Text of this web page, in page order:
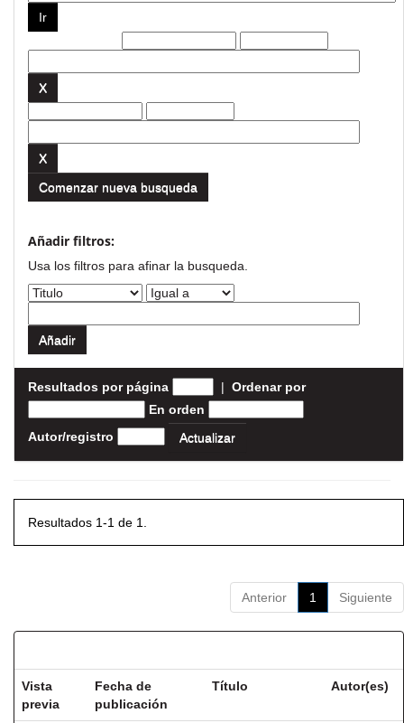
Comenzar nueva busqueda
Añadir filtros:
Usa los filtros para afinar la busqueda.
Resultados por página | Ordenar por
En orden
Autor/registro
Resultados 1-1 de 1.
Anterior 1 Siguiente
Vista
previa
Fecha de
publicación
Título Autor(es)